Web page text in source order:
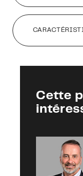
Cette